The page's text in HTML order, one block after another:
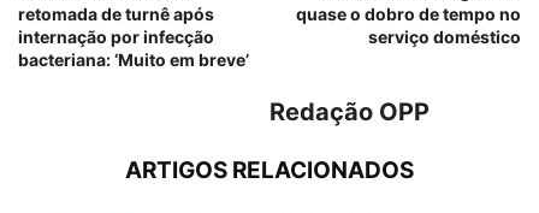
retomada de turnê após
internação por infecção
bacteriana: ‘Muito em breve’
quase o dobro de tempo no
serviço doméstico
Redação OPP
ARTIGOS RELACIONADOS